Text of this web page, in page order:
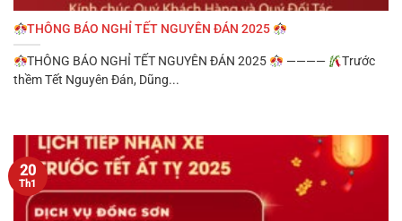
THÔNG BÁO NGHỈ TẾT NGUYÊN ĐÁN 2025
THÔNG BÁO NGHỈ TẾT NGUYÊN ĐÁN 2025 ————
Trước
thềm Tết Nguyên Đán, Dũng...
20
Th1